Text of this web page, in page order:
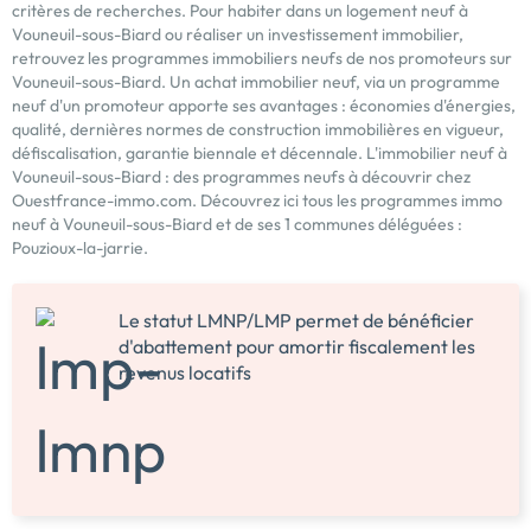
critères de recherches. Pour habiter dans un logement neuf à
Vouneuil-sous-Biard ou réaliser un investissement immobilier,
retrouvez les programmes immobiliers neufs de nos promoteurs sur
Vouneuil-sous-Biard. Un achat immobilier neuf, via un programme
neuf d'un promoteur apporte ses avantages : économies d'énergies,
qualité, dernières normes de construction immobilières en vigueur,
défiscalisation, garantie biennale et décennale. L'immobilier neuf à
Vouneuil-sous-Biard : des programmes neufs à découvrir chez
Ouestfrance-immo.com. Découvrez ici tous les programmes immo
neuf à Vouneuil-sous-Biard et de ses 1 communes déléguées :
Pouzioux-la-jarrie.
Le statut LMNP/LMP permet de bénéficier
d'abattement pour amortir fiscalement les
revenus locatifs